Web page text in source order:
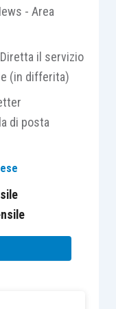
comma 1, lett.
di lavoro
tali
obblighi
un
circolare n.
chiarito che
i contributi
dal datore di
a
- Area
il servizio
(in differita)
di posta